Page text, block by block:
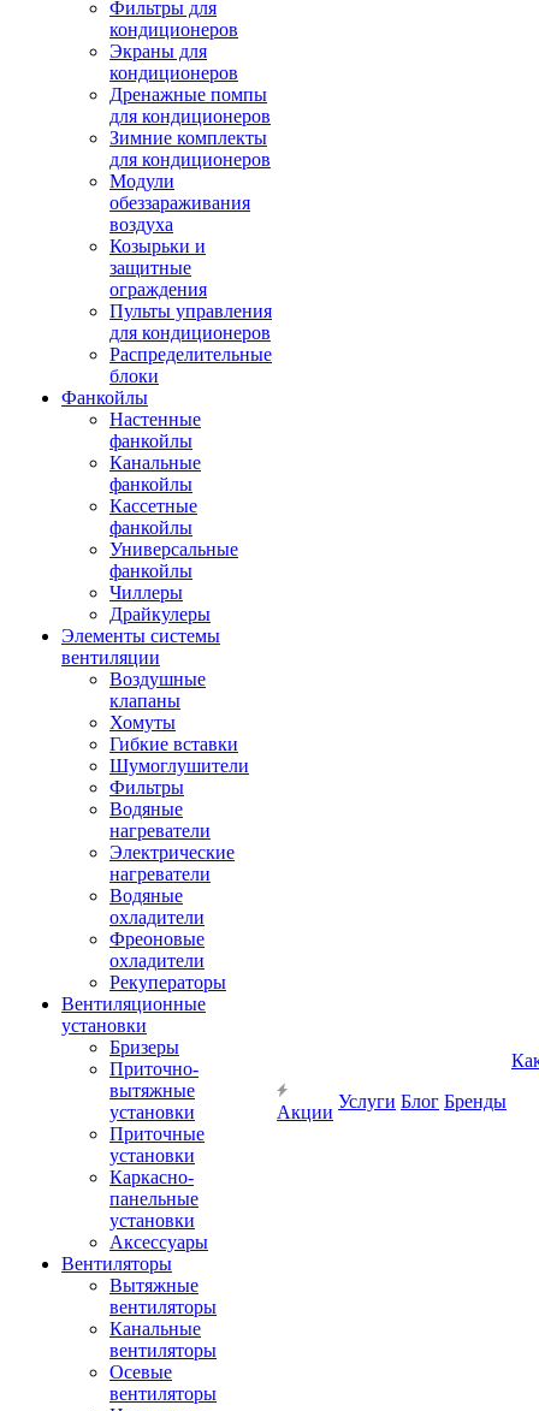
Фильтры для
кондиционеров
Экраны для
кондиционеров
Дренажные помпы
для кондиционеров
Зимние комплекты
для кондиционеров
Модули
обеззараживания
воздуха
Козырьки и
защитные
ограждения
Пульты управления
для кондиционеров
Распределительные
блоки
Фанкойлы
Настенные
фанкойлы
Канальные
фанкойлы
Кассетные
фанкойлы
Универсальные
фанкойлы
Чиллеры
Драйкулеры
Элементы системы
вентиляции
Воздушные
клапаны
Хомуты
Гибкие вставки
Шумоглушители
Фильтры
Водяные
нагреватели
Электрические
нагреватели
Водяные
охладители
Фреоновые
охладители
Рекуператоры
Вентиляционные
установки
Бризеры
Приточно-
вытяжные
установки
Приточные
установки
Каркасно-
панельные
установки
Аксессуары
Вентиляторы
Вытяжные
вентиляторы
Канальные
вентиляторы
Осевые
вентиляторы
Акции
Услуги Блог Бренды